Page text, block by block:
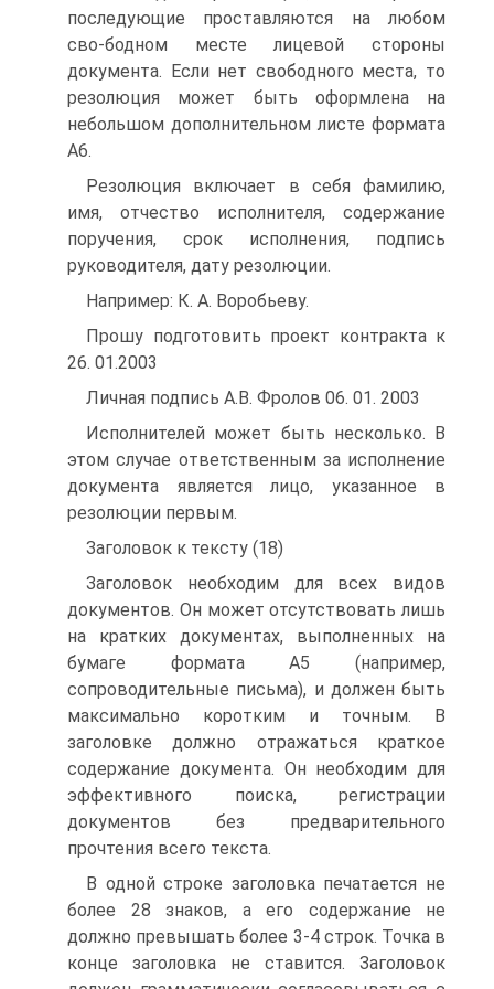
последующие проставляются на любом
сво-бодном месте лицевой стороны
документа. Если нет свободного места, то
резолюция может быть оформлена на
небольшом дополнительном листе формата
А6.
Резолюция включает в себя фамилию,
имя, отчество исполнителя, содержание
поручения, срок исполнения, подпись
руководителя, дату резолюции.
Например: К. А. Воробьеву.
Прошу подготовить проект контракта к
26. 01.2003
Личная подпись А.В. Фролов 06. 01. 2003
Исполнителей может быть несколько. В
этом случае ответственным за исполнение
документа является лицо, указанное в
резолюции первым.
Заголовок к тексту (18)
Заголовок необходим для всех видов
документов. Он может отсутствовать лишь
на кратких документах, выполненных на
бумаге формата А5 (например,
сопроводительные письма), и должен быть
максимально коротким и точным. В
заголовке должно отражаться краткое
содержание документа. Он необходим для
эффективного поиска, регистрации
документов без предварительного
прочтения всего текста.
В одной строке заголовка печатается не
более 28 знаков, а его содержание не
должно превышать более 3-4 строк. Точка в
конце заголовка не ставится. Заголовок